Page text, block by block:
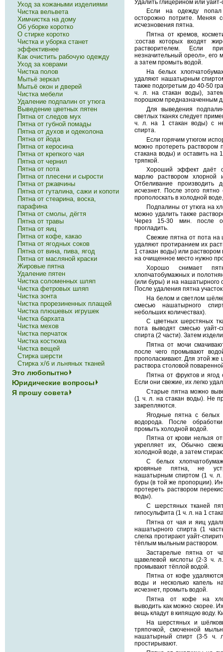
Удалить глицерином или
Если на одежду
осторожно потрите. Меняя
исчезновения пятна.
Пятна от кремов,
:состав которых входят
растворителем. Если
незначительный ореол», его
а затем промыть водой.
На белых
удаляют нашатырным
также подогретым до 40-50
ч. л. на стакан воды),
порошком предназначенным
Для выведения
светлых тканях следует
ч. л. на 1 стакан воды) с
спирта.
Если горячим утюгом
можно протереть раствором
стакана воды) и оставить на
тряпкой.
Хороший эффект даёт
марлю раствором хлорной
Отбеливание
исчезнет. После этого
прополоскать в холодной
Подпалины от утюга на
можно удалить также
Через 15-30 мин. после
прогладить.
Свежие пятна от пота на
удаляют протиранием их
1 стакан воды) или
на очищенное место нужно
Хорошо снимает
хлопчатобумажных и
(или буры) и на нашатырного
После удаления пятна
На белом и светлом
смесью нашатырного
небольших количествах).
С цветных шерстяных
пота выводят смесью уайт-
спирта (2 части). Затем
Пятна от мочи
после чего промывают
прополаскивают. Для этой же
раствора столовой
Пятна от фруктов и ягод
Если они свежие, их легко
Старые пятна можно
(1 ч. л. на стакан воды). Не
закрепляются.
Ягодные пятна с белых
водорода. После
промыть холодной водой.
Пятна от крови нельзя
укрепляет их, Обычно
холодной воде, а затем
С белых
кровяные пятна, не
нашатырным спиртом (1 ч. л.
буры (в той же пропорции).
протереть раствором
воды).
С шерстяных тканей
гипосульфита (1 ч. л. на 1
Пятна от чая и яиц
нашатырного спирта (1
слегка протирают уайт-
тёплым мыльным раствором.
Застарелые пятна от
щавелевой кислоты (2-3 ч.
промывают тёплой водой.
Пятна от кофе
воды и несколько капель
исчезнет, промыть водой.
Пятна от кофе на
выводить как можно скорее.
вещь кладут в кипящую воду.
На шерстяных и
тряпочкой, смоченной
нашатырный спирт (3-5 ч.
простирывают.
Уход за кожаными изделиями
Чистка вельвета
Химчистка на дому
Об уборке коротко
О стирке коротко
Чистка и уборка станет
эффективнее
Как очистить рабочую одежду
Уход за коврами
Чистка полов
Мытьё зеркал
Мытьё окон и дверей
Чистка мебели
Удаление подпалин от утюга
Выведение цветных пятен
Пятна от следов мух
Пятна от губной помады
Пятна от духов и одеколона
Пятна от йода
Пятна от керосина
Пятна от крепкого чая
Пятна от чернил
Пятна от пота
Пятна от плесени и сырости
Пятна от ржавчины
Пятна от гуталина, сажи и копоти
Пятна от стеарина, воска,
парафина
Пятна от смолы, дёгтя
Пятна от травы
Пятна от яиц
Пятна от кофе, какао
Пятна от ягодных соков
Пятна от вина, пива, ягод
Пятна от масляной краски
Жировые пятна
Удаление пятен
Чистка соломенных шляп
Чистка фетровых шляп
Чистка зонта
Чистка прорезиненных плащей
Чистка плюшевых игрушек
Чистка бархата
Чистка мехов
Чистка перчаток
Чистка костюма
Чистка вещей
Стирка шерсти
Стирка х/б и льняных тканей
Это любопытно
Юридические вопросы
Я прошу совета